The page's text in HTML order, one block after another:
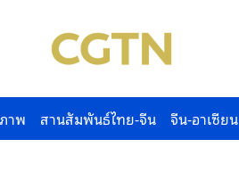
ภาพ สานสัมพันธ์ไทย-จีน จีน-อาเซียน